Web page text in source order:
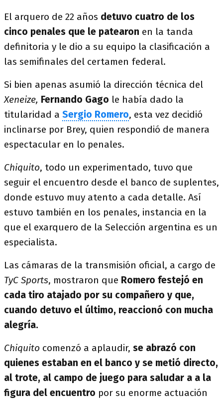
El arquero de 22 años detuvo cuatro de los
cinco penales que le patearon en la tanda
definitoria y le dio a su equipo la clasificación a
las semifinales del certamen federal.
Si bien apenas asumió la dirección técnica del
Xeneize, Fernando Gago le había dado la
titularidad a Sergio Romero, esta vez decidió
inclinarse por Brey, quien respondió de manera
espectacular en lo penales.
Chiquito, todo un experimentado, tuvo que
seguir el encuentro desde el banco de suplentes,
donde estuvo muy atento a cada detalle. Así
estuvo también en los penales, instancia en la
que el exarquero de la Selección argentina es un
especialista.
Las cámaras de la transmisión oficial, a cargo de
TyC Sports, mostraron que Romero festejó en
cada tiro atajado por su compañero y que,
cuando detuvo el último, reaccionó con mucha
alegría.
Chiquito comenzó a aplaudir, se abrazó con
quienes estaban en el banco y se metió directo,
al trote, al campo de juego para saludar a a la
figura del encuentro por su enorme actuación